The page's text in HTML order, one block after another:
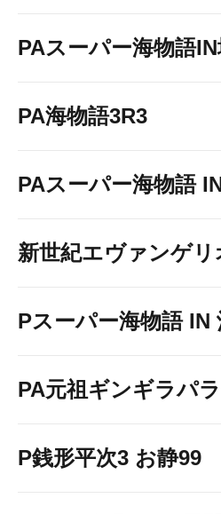
PAスーパー海物語
PA海物語3R3
PAスーパー海物語
新世紀エヴァンゲ
Pスーパー海物語 IN
PA元祖ギンギラパ
P銭形平次3 お静99